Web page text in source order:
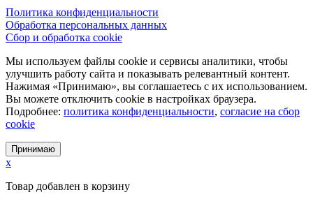
Политика конфиденциальности
Обработка персональных данных
Сбор и обработка cookie
Мы используем файлы cookie и сервисы аналитики, чтобы
улучшить работу сайта и показывать релевантный контент.
Нажимая «Принимаю», вы соглашаетесь с их использованием.
Вы можете отключить cookie в настройках браузера.
Подробнее: политика конфиденциальности, согласие на сбор
cookie
Принимаю
x
Товар добавлен в корзину